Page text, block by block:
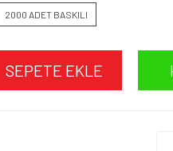
2000 ADET BASKILI
SEPETE EKLE